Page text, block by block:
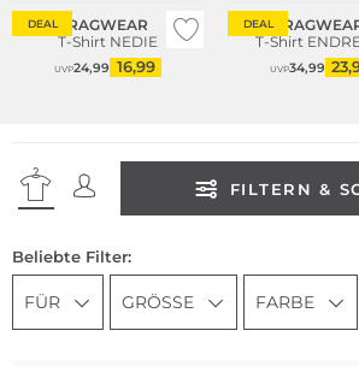
DEAL
RAGWEAR
T-Shirt NEDIE
UVP24,99 16,99
DEAL
T-Shirt
UVP34,99
FILTERN &
Beliebte Filter:
FÜR GRÖSSE FARBE